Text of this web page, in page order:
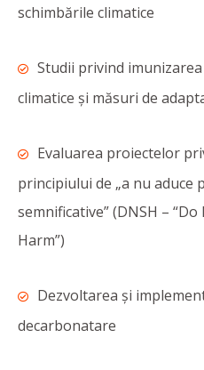
schimbările climatice
Studii privind
climatice și măsuri de
Evaluarea proiectelor
principiului de „a nu aduce
semnificative” (DNSH –
Harm”)
Dezvoltarea și
decarbonatare